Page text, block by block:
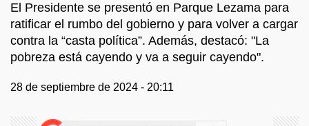
El Presidente se presentó en Parque Lezama para
ratificar el rumbo del gobierno y para volver a cargar
contra la “casta política”. Además, destacó: "La
pobreza está cayendo y va a seguir cayendo".
28 de septiembre de 2024 - 20:11